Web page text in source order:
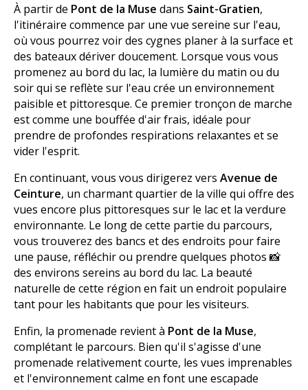
À partir de Pont de la Muse dans Saint-Gratien,
l'itinéraire commence par une vue sereine sur l'eau,
où vous pourrez voir des cygnes planer à la surface et
des bateaux dériver doucement. Lorsque vous vous
promenez au bord du lac, la lumière du matin ou du
soir qui se reflète sur l'eau crée un environnement
paisible et pittoresque. Ce premier tronçon de marche
est comme une bouffée d'air frais, idéale pour
prendre de profondes respirations relaxantes et se
vider l'esprit.
En continuant, vous vous dirigerez vers Avenue de
Ceinture, un charmant quartier de la ville qui offre des
vues encore plus pittoresques sur le lac et la verdure
environnante. Le long de cette partie du parcours,
vous trouverez des bancs et des endroits pour faire
une pause, réfléchir ou prendre quelques photos 📸
des environs sereins au bord du lac. La beauté
naturelle de cette région en fait un endroit populaire
tant pour les habitants que pour les visiteurs.
Enfin, la promenade revient à Pont de la Muse,
complétant le parcours. Bien qu'il s'agisse d'une
promenade relativement courte, les vues imprenables
et l'environnement calme en font une escapade